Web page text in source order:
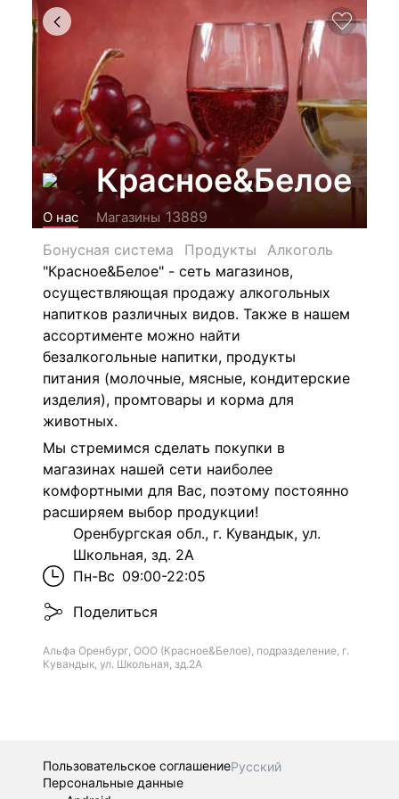
Красное&Белое
О нас Магазины 13889
Бонусная система
Продукты
Алкоголь
"Красное&Белое" - сеть магазинов,
осуществляющая продажу алкогольных
напитков различных видов. Также в нашем
ассортименте можно найти
безалкогольные напитки, продукты
питания (молочные, мясные, кондитерские
изделия), промтовары и корма для
животных.
Мы стремимся сделать покупки в
магазинах нашей сети наиболее
комфортными для Вас, поэтому постоянно
расширяем выбор продукции!
Оренбургская обл., г. Кувандык, ул.
Школьная, зд. 2А
Пн-Вс 09:00-22:05
Поделиться
Альфа Оренбург, ООО (Красное&Белое), подразделение, г.
Кувандык, ул. Школьная, зд.2А
Пользовательское соглашениеРусский
Персональные данные